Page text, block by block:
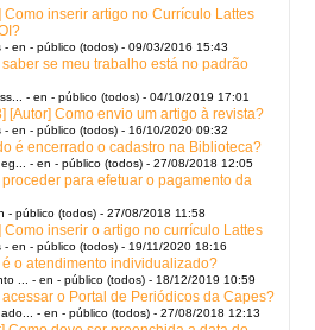
Como inserir artigo no Currículo Lattes
- en - público (todos) - 09/03/2016 15:43
se meu trabalho está no padrão
- en - público (todos) - 04/10/2019 17:01
[Autor] Como envio um artigo à revista?
- en - público (todos) - 16/10/2020 09:32
é encerrado o cadastro na Biblioteca?
- en - público (todos) - 27/08/2018 12:05
para efetuar o pagamento da
- público (todos) - 27/08/2018 11:58
Como inserir o artigo no currículo Lattes
- en - público (todos) - 19/11/2020 18:16
é o atendimento individualizado?
... - en - público (todos) - 18/12/2019 10:59
o Portal de Periódicos da Capes?
- en - público (todos) - 27/08/2018 12:13